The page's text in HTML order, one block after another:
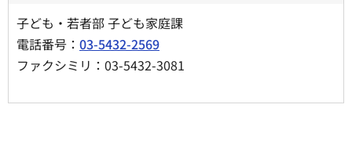
子ども・若者部 子ども家庭課
電話番号： 03-5432-2569
ファクシミリ：03-5432-3081